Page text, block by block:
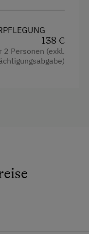
138 €
2 Personen (exkl.